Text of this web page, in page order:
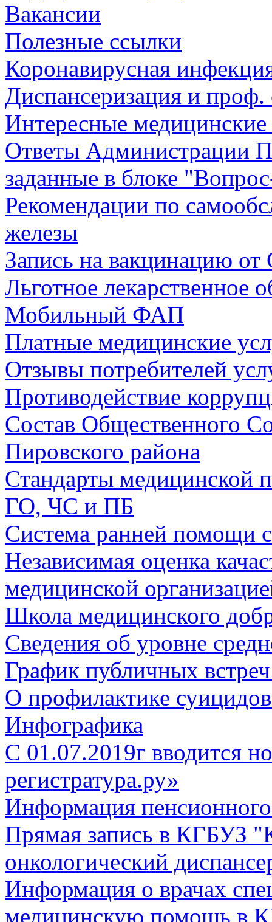
Вакансии
Полезные ссылки
Коронавирусная
Диспансеризация и
Интересные
Ответы Администрации
заданные в блоке
Рекомендации по
железы
Запись на вакцинацию
Льготное лекарственное
Мобильный ФАП
Платные медицинские
Отзывы потребителей
Противодействие
Состав Общественного
Пировского района
Стандарты медицинской
ГО, ЧС и ПБ
Система ранней помощи
Независимая оценка
медицинской
Школа медицинского
Сведения об уровне
График публичных
О профилактике
Инфографика
С 01.07.2019г вводится
регистратура.ру»
Информация
Прямая запись в КГБУЗ
онкологический
Информация о врачах
медицинскую помощь в